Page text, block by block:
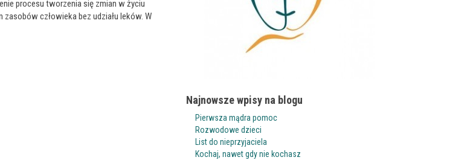
procesu tworzenia się zmian w życiu
człowieka bez udziału leków. W
Najnowsze wpisy na blogu
Pierwsza mądra pomoc
Rozwodowe dzieci
List do nieprzyjaciela
Kochaj, nawet gdy nie kochasz